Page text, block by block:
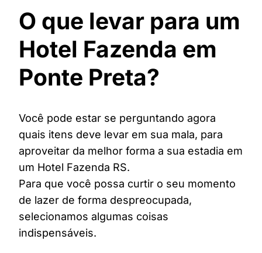
O que levar para um
Hotel Fazenda em
Ponte Preta?
Você pode estar se perguntando agora
quais itens deve levar em sua mala, para
aproveitar da melhor forma a sua estadia em
um Hotel Fazenda RS.
Para que você possa curtir o seu momento
de lazer de forma despreocupada,
selecionamos algumas coisas
indispensáveis.